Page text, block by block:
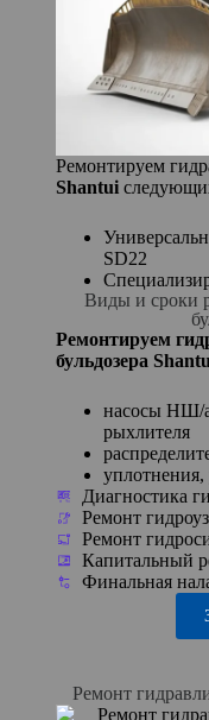
Ремонтируем
Shantui
SD22
Виды и сроки
Ремонтируем
бульдозера
насосы НШ/
рыхлителя
уплотнения,
Диагностика
Ремонт
Ремонт
Капитальный
Финальная
Ремонт